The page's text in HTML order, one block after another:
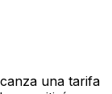
una tarifa